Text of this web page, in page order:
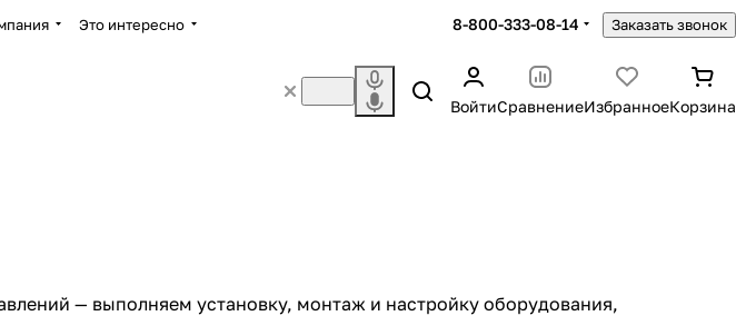
Это интересно 8-800-333-08-14 Заказать звонок
ВойтиСравнениеИзбранноеКорзина
— выполняем установку, монтаж и настройку оборудования,